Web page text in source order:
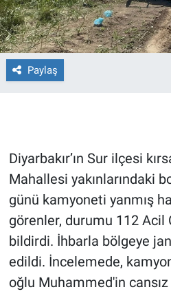
Paylaş
Diyarbakır’ın Sur ilçesi
Mahallesi yakınlarındaki
günü kamyoneti yanmış
görenler, durumu 112 Acil
bildirdi. İhbarla bölgeye
edildi. İncelemede,
oğlu Muhammed'in
Gerçeğin İzinde
Gün Başlıyor
Gündem Özel
Günün görüntüsü
Haber
İlan